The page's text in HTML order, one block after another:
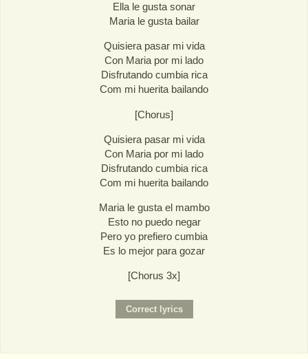
Ella le gusta sonar
Maria le gusta bailar
Quisiera pasar mi vida
Con Maria por mi lado
Disfrutando cumbia rica
Com mi huerita bailando
[Chorus]
Quisiera pasar mi vida
Con Maria por mi lado
Disfrutando cumbia rica
Com mi huerita bailando
Maria le gusta el mambo
Esto no puedo negar
Pero yo prefiero cumbia
Es lo mejor para gozar
[Chorus 3x]